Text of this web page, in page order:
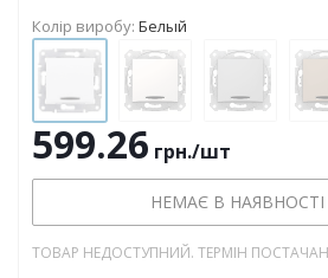
Колір виробу: Белый
599.26 грн./шт
НЕМАЄ В НАЯВНОСТІ
ТОВАР НЕДОСТУПНИЙ. ТЕРМІН